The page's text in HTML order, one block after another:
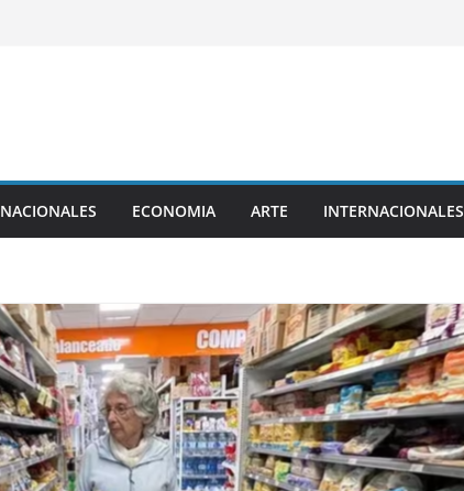
NACIONALES ECONOMIA ARTE INTERNACIONALES